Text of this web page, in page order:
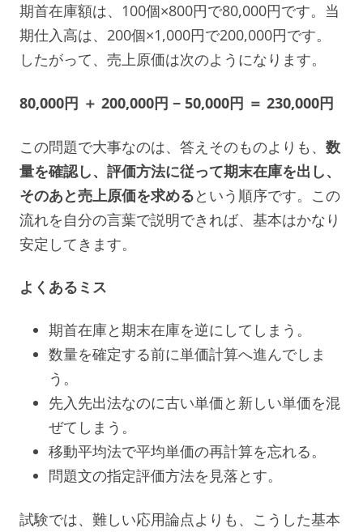
期首在庫額は、100個×800円で80,000円です。当
期仕入高は、200個×1,000円で200,000円です。
したがって、売上原価は次のようになります。
80,000円 ＋ 200,000円 − 50,000円 ＝ 230,000円
この問題で大事なのは、答えそのものよりも、 数
量を確認し、評価方法に従って期末在庫を出し、
そのあと売上原価を求めるという順序です。この
流れを自分の言葉で説明できれば、基本はかなり
安定してきます。
よくあるミス
期首在庫と期末在庫を逆にしてしまう。
数量を確定する前に単価計算へ進んでしま
う。
先入先出法なのに古い単価と新しい単価を混
ぜてしまう。
移動平均法で平均単価の再計算を忘れる。
問題文の指定評価方法を見落とす。
試験では、難しい応用論点よりも、こうした基本